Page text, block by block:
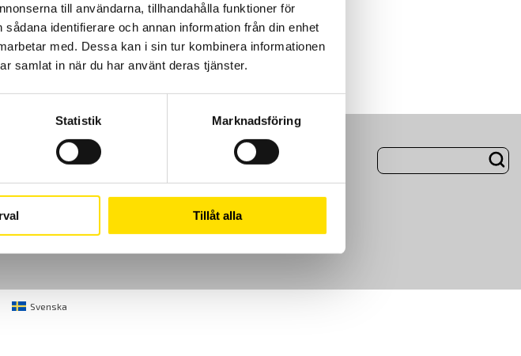
till användarna, tillhandahålla funktioner för
identifierare och annan information från din enhet
med. Dessa kan i sin tur kombinera informationen
samlat in när du har använt deras tjänster.
Statistik Marknadsföring
Tillåt alla
Kundundersökning
Om Oss
08-50 52 68 00
info@camatsystem.com
Svenska